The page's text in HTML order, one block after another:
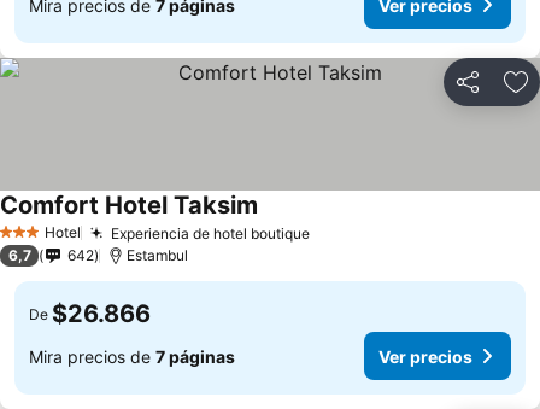
Mira precios de 7 páginas Ver precios
Compartir
3 Estrellas
Hotel Experiencia de hotel boutique
Comfort Hotel Taksim
6,7 642 Estambul
De $26.866
Mira precios de 7 páginas Ver precios